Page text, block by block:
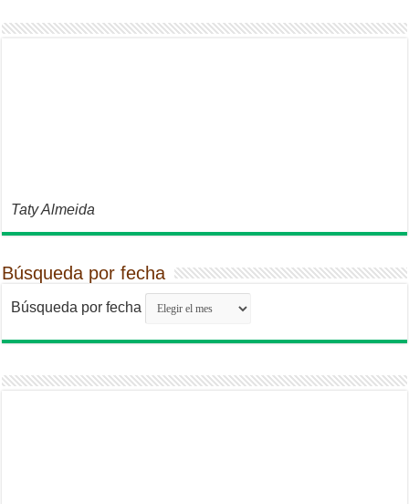
Taty Almeida
Búsqueda por fecha
Búsqueda por fecha